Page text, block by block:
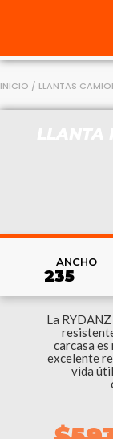
INICIO / LLANTAS
ANCHO
235
La
carcasa
excelente
vida